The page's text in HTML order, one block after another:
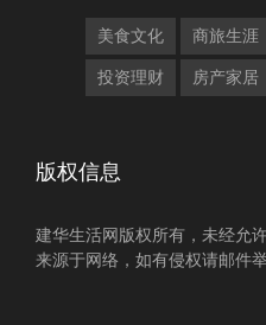
美食文化 商旅生涯
投资理财 房产家居
版权信息
建华生活网版权所有，未经允
来源于网络，如有侵权请邮件举